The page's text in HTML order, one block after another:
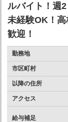
ルバイト！週
未経験OK！
歓迎！
勤務地
市区町村
以降の住所
アクセス
給与補足